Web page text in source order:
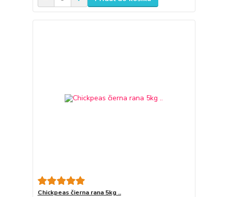
Chickpeas čierna rana 5kg ..